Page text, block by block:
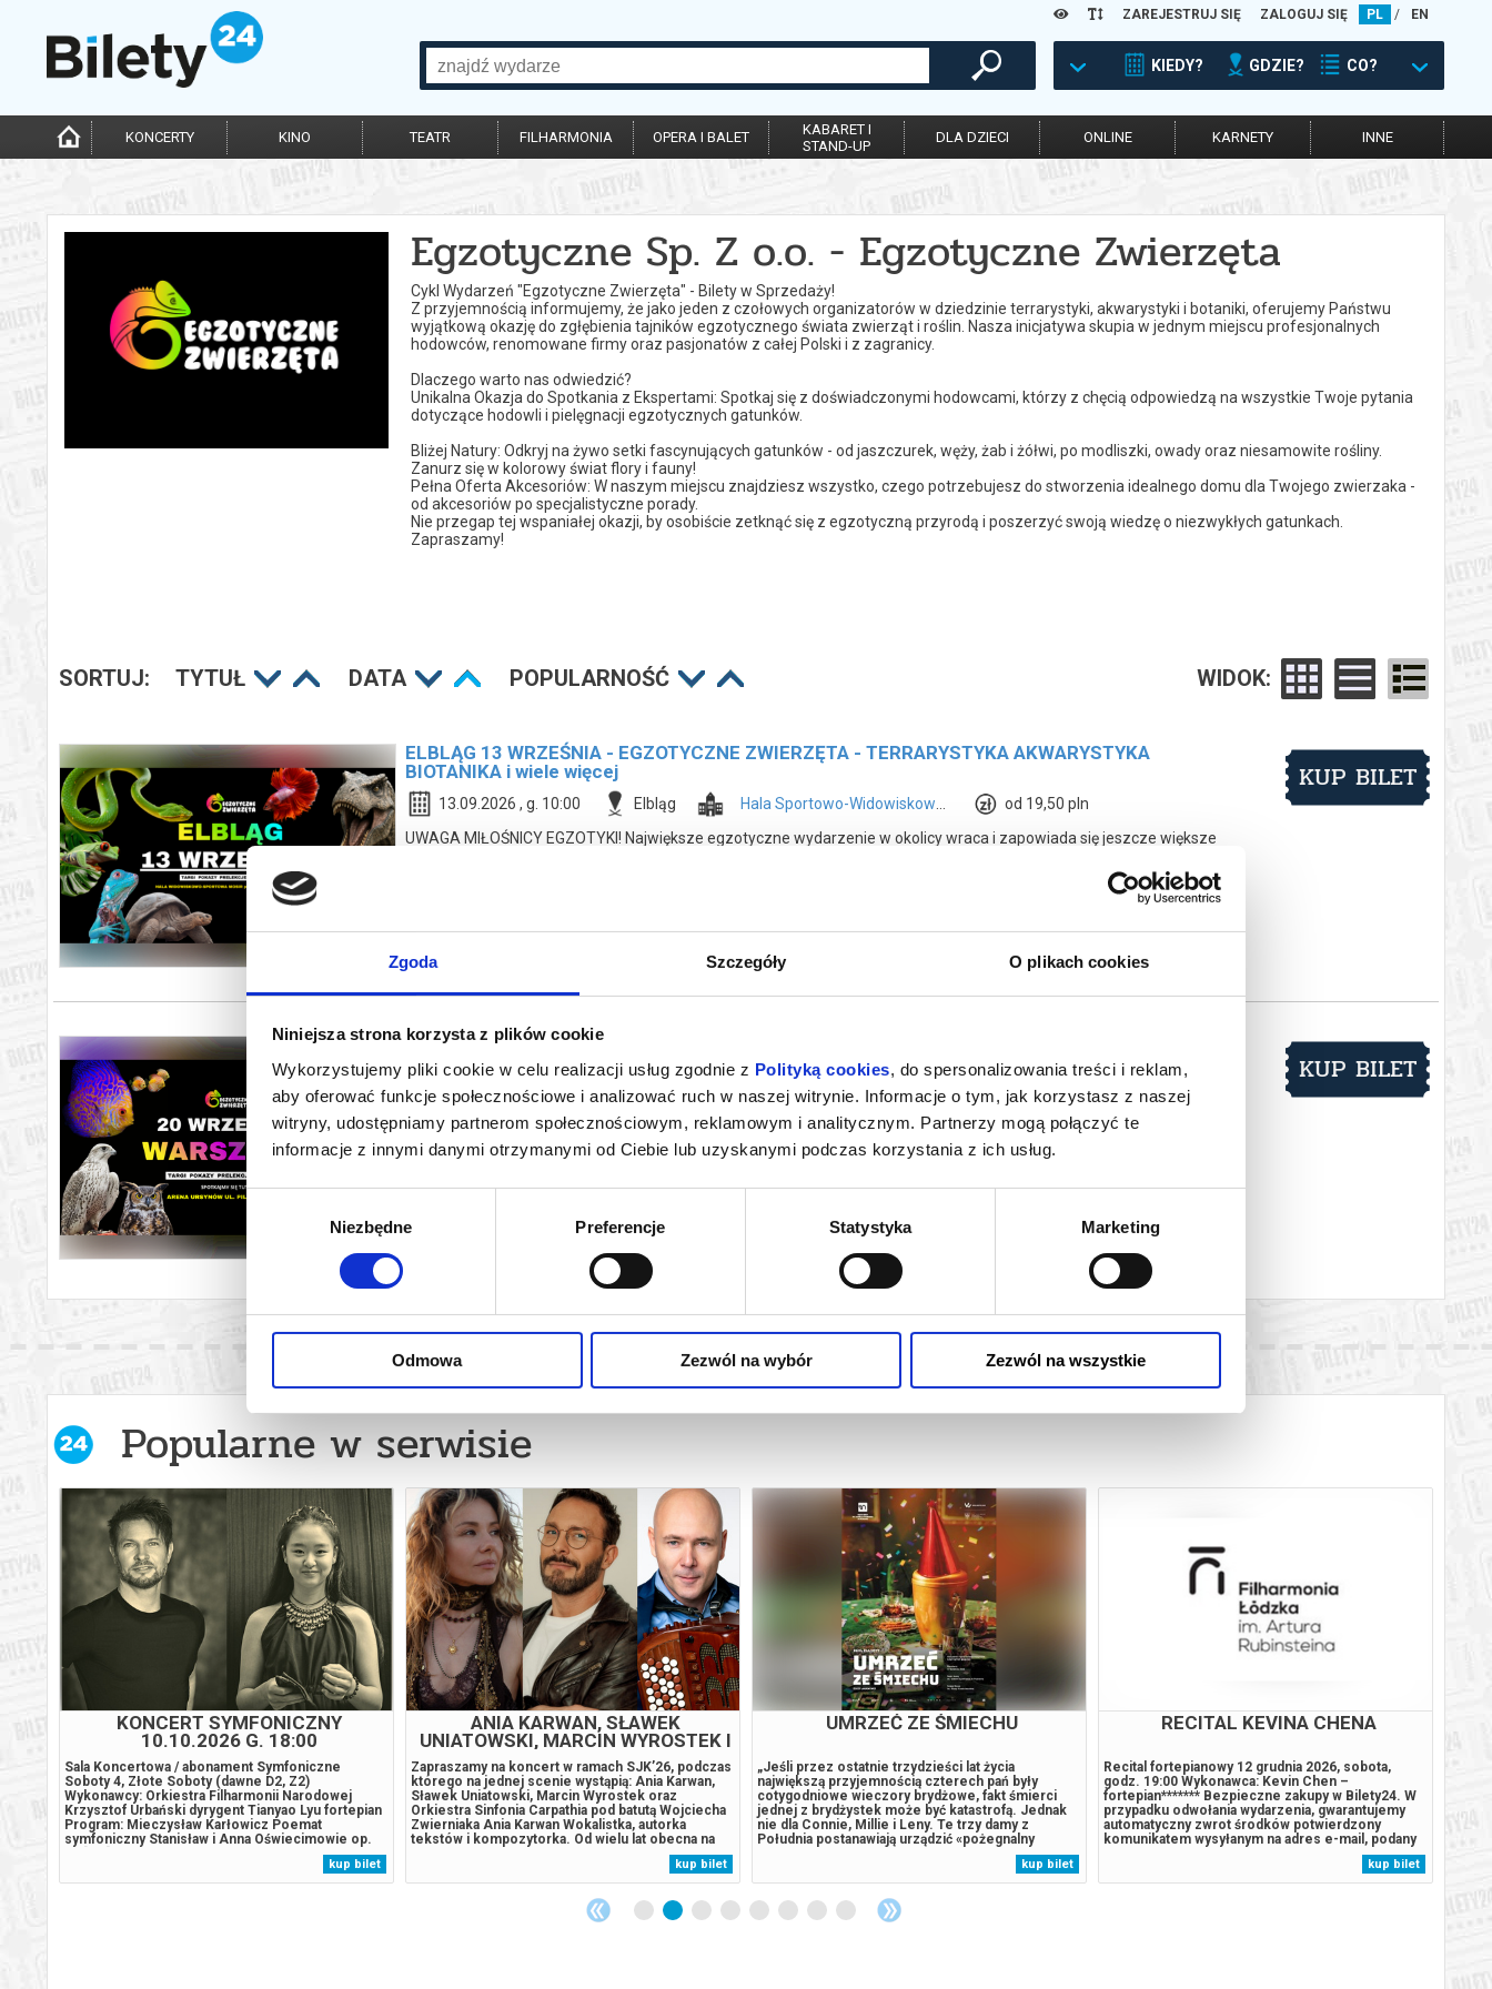
Zgoda Szczegóły O plikach cookies
Niniejsza strona korzysta z plików cookie
Wykorzystujemy pliki cookie w celu realizacji usług zgodnie z Polityką cookies, do spersonalizowania treści i reklam,
aby oferować funkcje społecznościowe i analizować ruch w naszej witrynie. Informacje o tym, jak korzystasz z naszej
witryny, udostępniamy partnerom społecznościowym, reklamowym i analitycznym. Partnerzy mogą połączyć te
informacje z innymi danymi otrzymanymi od Ciebie lub uzyskanymi podczas korzystania z ich usług.
Wybór
Niezbędne Preferencje Statystyka Marketing
Odmowa Zezwól na wybór Zezwól na wszystkie
ZAREJESTRUJ SIĘ ZALOGUJ SIĘ PL / EN
KIEDY? GDZIE? CO?
KONCERTY KINO TEATR FILHARMONIA OPERA I BALET
KABARET I
STAND-UP
DLA DZIECI ONLINE KARNETY INNE
Egzotyczne Sp. Z o.o. - Egzotyczne Zwierzęta
Cykl Wydarzeń "Egzotyczne Zwierzęta" - Bilety w Sprzedaży!
Z przyjemnością informujemy, że jako jeden z czołowych organizatorów w dziedzinie terrarystyki, akwarystyki i botaniki, oferujemy Państwu
wyjątkową okazję do zgłębienia tajników egzotycznego świata zwierząt i roślin. Nasza inicjatywa skupia w jednym miejscu profesjonalnych
hodowców, renomowane firmy oraz pasjonatów z całej Polski i z zagranicy.
Dlaczego warto nas odwiedzić?
Unikalna Okazja do Spotkania z Ekspertami: Spotkaj się z doświadczonymi hodowcami, którzy z chęcią odpowiedzą na wszystkie Twoje pytania
dotyczące hodowli i pielęgnacji egzotycznych gatunków.
Bliżej Natury: Odkryj na żywo setki fascynujących gatunków - od jaszczurek, węży, żab i żółwi, po modliszki, owady oraz niesamowite rośliny.
Zanurz się w kolorowy świat flory i fauny!
Pełna Oferta Akcesoriów: W naszym miejscu znajdziesz wszystko, czego potrzebujesz do stworzenia idealnego domu dla Twojego zwierzaka -
od akcesoriów po specjalistyczne porady.
Nie przegap tej wspaniałej okazji, by osobiście zetknąć się z egzotyczną przyrodą i poszerzyć swoją wiedzę o niezwykłych gatunkach.
Zapraszamy!
SORTUJ: TYTUŁ DATA POPULARNOŚĆ WIDOK:
ELBLĄG 13 WRZEŚNIA - EGZOTYCZNE ZWIERZĘTA - TERRARYSTYKA AKWARYSTYKA
BIOTANIKA i wiele więcej
13.09.2026 , g. 10:00 Elbląg
od 19,50 pln
UWAGA MIŁOŚNICY EGZOTYKI! Największe egzotyczne wydarzenie w okolicy wraca i zapowiada się jeszcze większe
świata pełnego niezwykłych zwierząt, egzotycznych roślin i pasjonatów z całej Polski. To ogromna przestrzeń
wypełniona egzotyką! Setki gatunków zwierząt! Największa liczba wystawców! Atrakcje dla całych rodzin! Na
miejscu zobaczysz między innymi: gady z całego świata, pajęczaki i bezkręgowce, płazy, ryby akwariowe,
KUP BILET
WARSZAWA 20 WRZEŚNIA - EGZOTYCZNE ZWIERZĘTA - TERRARYSTYKA AKWARYSTYKA
BOTANIKA i wiele więcej
20.09.2026 , g. 10:00 Warszawa Arena Ursynów
od 20,00 pln
UWAGA MIŁOŚNICY EGZOTYKI! Największe egzotyczne wydarzenie w Warszawie i okolicy wraca i zapowiada się
jeszcze większe niż kiedykolwiek! Targi terrarystyczno - akwarystyczne oraz wystawy i pokazy Przez jeden dzień
akwariowe, rośliny egzotyczne i kolekcjonerskie, ogromny wybór terrariów, akwariów, akcesoriów i wszystkiego,
czego potrzebuje każdy hodowca. Nieważne, czy od lat pasjonujesz się egzotyką, czy dopiero...
KUP BILET
Popularne w serwisie
i
KONCERT SYMFONICZNY
10.10.2026 G. 18:00
Sala Koncertowa / abonament Symfoniczne
Soboty 4, Złote Soboty (dawne D2, Z2)
Wykonawcy: Orkiestra Filharmonii Narodowej
Krzysztof Urbański dyrygent Tianyao Lyu fortepian
Program: Mieczysław Karłowicz Poemat
symfoniczny Stanisław i Anna Oświecimowie op.
12 [23'] Wolfgang Amadeus Mozart Koncert
fortepianowy A-dur KV 488 [26'] ... przerwa [20']
Richard Strauss Poemat symfoniczny Tako rzecze
kup bilet
ANIA KARWAN, SŁAWEK
UNIATOWSKI, MARCIN WYROSTEK I
SINFONIA CARPATHIA
Zapraszamy na koncert w ramach SJK’26, podczas
którego na jednej scenie wystąpią: Ania Karwan,
Sławek Uniatowski, Marcin Wyrostek oraz
Orkiestra Sinfonia Carpathia pod batutą Wojciecha
Zwierniaka Ania Karwan Wokalistka, autorka
tekstów i kompozytorka. Od wielu lat obecna na
charakterystyczną, pełną emocji barwę głosu oraz
autentyczność sceniczną. Szerokiej
kup bilet
UMRZEĆ ZE ŚMIECHU
„Jeśli przez ostatnie trzydzieści lat życia
największą przyjemnością czterech pań były
cotygodniowe wieczory brydżowe, fakt śmierci
jednej z brydżystek może być katastrofą. Jednak
nie dla Connie, Millie i Leny. Te trzy damy z
Południa postanawiają urządzić «pożegnalny
wieczór» swojej przyjaciółce Mary. «Wypożyczają»
– w sposób niekoniecznie legalny – prochy z
domu pogrzebowego i rozpoczyna się impreza,...
kup bilet
RECITAL KEVINA CHENA
Recital fortepianowy 12 grudnia 2026, sobota,
godz. 19:00 Wykonawca: Kevin Chen –
fortepian******* Bezpieczne zakupy w Bilety24. W
przypadku odwołania wydarzenia, gwarantujemy
automatyczny zwrot środków potwierdzony
komunikatem wysyłanym na adres e-mail, podany
kup bilet
„The